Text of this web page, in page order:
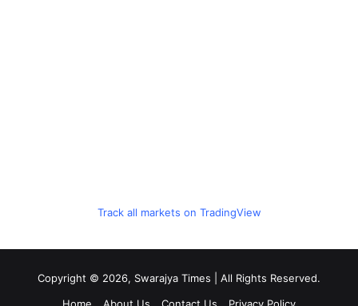
Track all markets on TradingView
Copyright © 2026, Swarajya Times | All Rights Reserved.